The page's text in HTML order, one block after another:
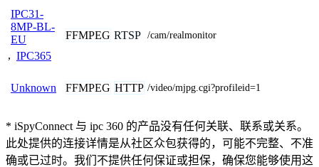
IPC31-
8MP-BL-
EU
, IPC365
FFMPEG RTSP /cam/realmonitor
Unknown FFMPEG HTTP /video/mjpg.cgi?profileid=1
* iSpyConnect 与 ipc 360 的产品没有任何关联、联系或关系。
此处提供的连接详情是从社区众包获得的，可能不完整、不准
确或已过时。我们不提供任何保证或担保，确保您能够使用这